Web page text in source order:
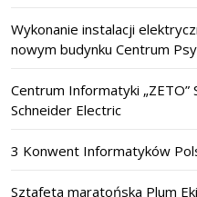
Wykonanie instalacji
nowym budynku Centrum
Centrum Informatyki
Schneider Electric
3 Konwent Informatyków
Sztafeta maratońska Plum